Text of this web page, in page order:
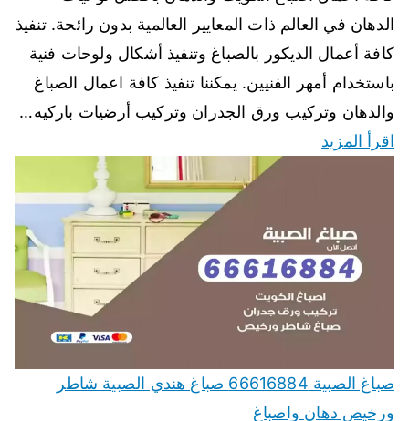
الدهان في العالم ذات المعايير العالمية بدون رائحة. تنفيذ
كافة أعمال الديكور بالصباغ وتنفيذ أشكال ولوحات فنية
باستخدام أمهر الفنيين. يمكننا تنفيذ كافة اعمال الصباغ
والدهان وتركيب ورق الجدران وتركيب أرضيات باركيه…
اقرأ المزيد
صباغ الصبية 66616884 صباغ هندي الصبية شاطر
ورخيص دهان واصباغ